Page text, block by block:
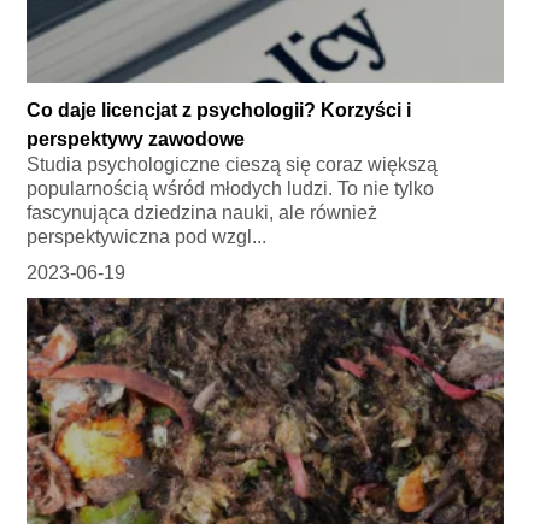
Co daje licencjat z psychologii? Korzyści i
perspektywy zawodowe
Studia psychologiczne cieszą się coraz większą
popularnością wśród młodych ludzi. To nie tylko
fascynująca dziedzina nauki, ale również
perspektywiczna pod wzgl...
2023-06-19